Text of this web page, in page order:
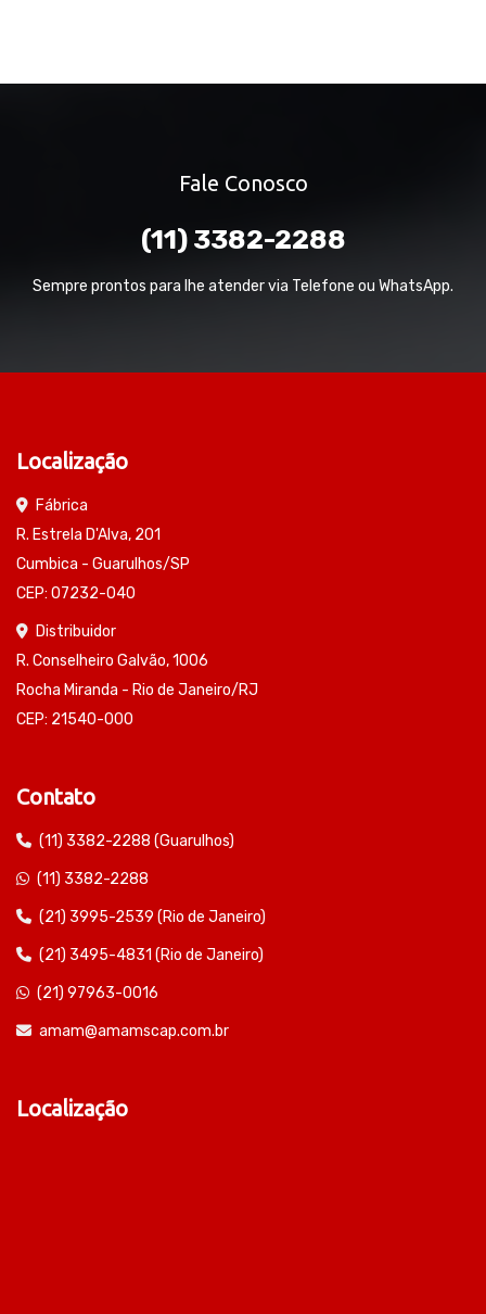
Fale Conosco
(11) 3382-2288
Sempre prontos para lhe atender via Telefone ou WhatsApp.
Localização
Fábrica
R. Estrela D'Alva, 201
Cumbica - Guarulhos/SP
CEP: 07232-040
Distribuidor
R. Conselheiro Galvão, 1006
Rocha Miranda - Rio de Janeiro/RJ
CEP: 21540-000
Contato
(11) 3382-2288 (Guarulhos)
(11) 3382-2288
(21) 3995-2539 (Rio de Janeiro)
(21) 3495-4831 (Rio de Janeiro)
(21) 97963-0016
amam@amamscap.com.br
Localização